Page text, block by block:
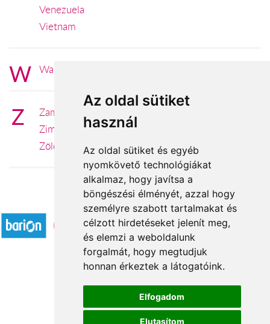
Az oldal sütiket
használ
Az oldal sütiket és egyéb
nyomkövető technológiákat
alkalmaz, hogy javítsa a
böngészési élményét, azzal hogy
személyre szabott tartalmakat és
célzott hirdetéseket jelenít meg,
és elemzi a weboldalunk
forgalmát, hogy megtudjuk
honnan érkeztek a látogatóink.
Elfogadom
Elutasítom
Venezuela
Vietnam
W Wallis és Futuna Wallis és Futuna
Z
Zambia
Zimbabwe
Zöld-foki Köztársaság
Elfogadott fizetési módok
Á.SZ.F.
Impresszum